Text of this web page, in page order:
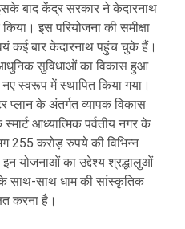
बाद केंद्र सरकार ने केदारनाथ
इस परियोजना की समीक्षा
कई बार केदारनाथ पहुंच चुके हैं।
सुविधाओं का विकास हुआ
स्वरूप में स्थापित किया गया।
प्लान के अंतर्गत व्यापक विकास
आध्यात्मिक पर्वतीय नगर के
255 करोड़ रुपये की विभिन्न
इन योजनाओं का उद्देश्य श्रद्धालुओं
साथ-साथ धाम की सांस्कृतिक
करना है।